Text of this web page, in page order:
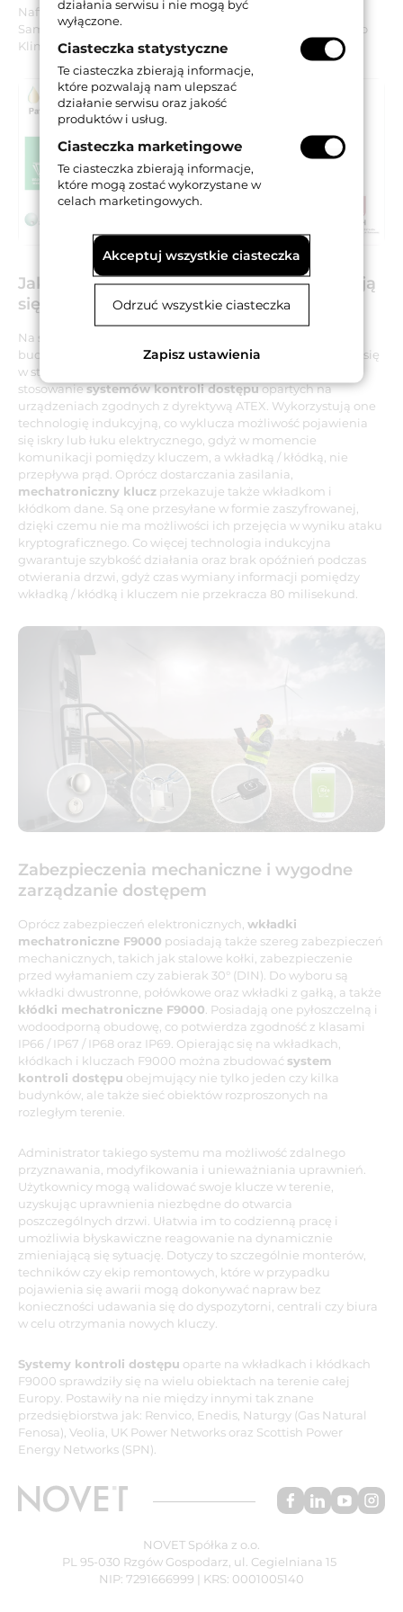
Naftowego, Urząd Dozoru Naftowego, Instytut Transportu
Samochodowego, Urząd Regulacji Energetyki, Ministerstwo
Klimatu i Środowiska oraz Polska Izba Handlu.
Jakie systemy kontroli dostępu sprawdzają
się w strefach zagrożenia wybuchem?
Na stacjach paliw, w myjniach samochodowych oraz
budynkach technicznych i innych obiektach znajdujących się
w strefach zagrożenia wybuchem, NOVET rekomenduje
stosowaniesystemów kontroli dostępuopartych na
urządzeniach zgodnych z dyrektywą ATEX. Wykorzystują one
technologię indukcyjną, co wyklucza możliwość pojawienia
się iskry lub łuku elektrycznego, gdyż w momencie
komunikacji pomiędzy kluczem, a wkładką / kłódką, nie
przepływa prąd. Oprócz dostarczania zasilania,
mechatroniczny klucz przekazuje także wkładkom i
kłódkom dane. Są one przesyłane w formie zaszyfrowanej,
dzięki czemu nie ma możliwości ich przejęcia w wyniku ataku
kryptograficznego. Co więcej technologia indukcyjna
gwarantuje szybkość działania oraz brak opóźnień podczas
otwierania drzwi, gdyż czas wymiany informacji pomiędzy
wkładką / kłódką i kluczem nie przekracza 80 milisekund.
Zabezpieczenia mechaniczne i wygodne
zarządzanie dostępem
Oprócz zabezpieczeń elektronicznych, wkładki
mechatroniczne F9000 posiadają także szereg zabezpieczeń
mechanicznych, takich jak stalowe kołki, zabezpieczenie
przed wyłamaniem czy zabierak 30° (DIN). Do wyboru są
wkładki dwustronne, połówkowe oraz wkładki z gałką, a także
kłódki mechatroniczne F9000. Posiadają one pyłoszczelną i
wodoodporną obudowę, co potwierdza zgodność z klasami
IP66 / IP67 / IP68 oraz IP69. Opierając się na wkładkach,
kłódkach i kluczach F9000 można zbudować system
kontroli dostępu obejmujący nie tylko jeden czy kilka
budynków, ale także sieć obiektów rozproszonych na
rozległym terenie.
Administrator takiego systemu ma możliwość zdalnego
przyznawania, modyfikowania i unieważniania uprawnień.
Użytkownicy mogą walidować swoje klucze w terenie,
uzyskując uprawnienia niezbędne do otwarcia
poszczególnych drzwi. Ułatwia im to codzienną pracę i
umożliwia błyskawiczne reagowanie na dynamicznie
zmieniającą się sytuację. Dotyczy to szczególnie monterów,
techników czy ekip remontowych, które w przypadku
pojawienia się awarii mogą dokonywać napraw bez
konieczności udawania się do dyspozytorni, centrali czy biura
w celu otrzymania nowych kluczy.
Systemy kontroli dostępu oparte na wkładkach i kłódkach
F9000 sprawdziły się na wielu obiektach na terenie całej
Europy. Postawiły na nie między innymi tak znane
przedsiębiorstwa jak: Renvico, Enedis, Naturgy (Gas Natural
Fenosa), Veolia, UK Power Networks oraz Scottish Power
Energy Networks (SPN).
NOVET Spółka z o.o.
PL 95-030 Rzgów Gospodarz, ul. Cegielniana 15
NIP: 7291666999 | KRS: 0001005140
działania serwisu i nie mogą być
wyłączone.
Ciasteczka statystyczne
Te ciasteczka zbierają informacje,
które pozwalają nam ulepszać
działanie serwisu oraz jakość
produktów i usług.
Ciasteczka marketingowe
Te ciasteczka zbierają informacje,
które mogą zostać wykorzystane w
celach marketingowych.
Akceptuj wszystkie ciasteczka
Odrzuć wszystkie ciasteczka
Zapisz ustawienia